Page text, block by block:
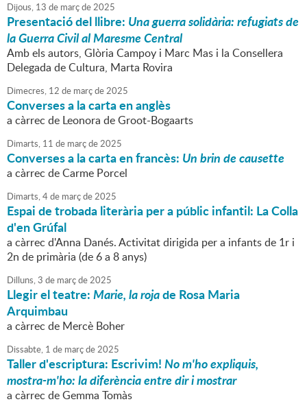
Dijous, 13 de marçde2025
Presentació del llibre: Una guerra solidària: refugiats de
la Guerra Civil al Maresme Central
Amb els autors, Glòria Campoy i Marc Mas i la Consellera
Delegada de Cultura, Marta Rovira
Dimecres, 12 de marçde2025
Converses a la carta en anglès
a càrrec de Leonora de Groot-Bogaarts
Dimarts, 11 de marçde2025
Converses a la carta en francès: Un brin de causette
a càrrec de Carme Porcel
Dimarts,4de marçde2025
Espai de trobada literària per a públic infantil: La Colla
d'en Grúfal
a càrrec d'Anna Danés. Activitat dirigida per a infants de 1r i
2n de primària (de 6 a 8 anys)
Dilluns,3 de marçde2025
Llegir el teatre:Marie, la rojade Rosa Maria
Arquimbau
a càrrec de Mercè Boher
Dissabte, 1 de marçde2025
Taller d'escriptura: Escrivim!No m'ho expliquis,
mostra-m'ho: la diferència entre dir i mostrar
a càrrec de Gemma Tomàs